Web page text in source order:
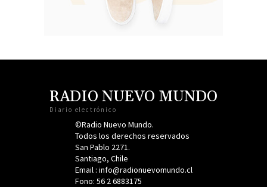
RADIO NUEVO MUNDO
Diario electrónico
©Radio Nuevo Mundo.
Todos los derechos reservados
San Pablo 2271.
Santiago, Chile
Email : info@radionuevomundo.cl
Fono: 56 2 6883175